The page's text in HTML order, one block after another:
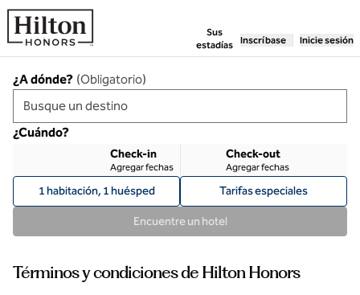
Saltar a contenido
Sus
estadías
Inscríbase Inicie sesión
¿A dónde? (Obligatorio)
¿Cuándo?
Check-in
Agregar fechas
Check-out
Agregar fechas
1 habitación, 1 huésped Tarifas especiales
Encuentre un hotel
Términos y condiciones de Hilton Honors